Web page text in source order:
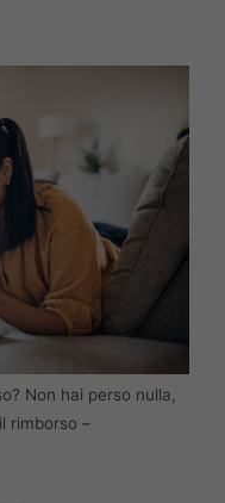
Non hai perso nulla,
rimborso –